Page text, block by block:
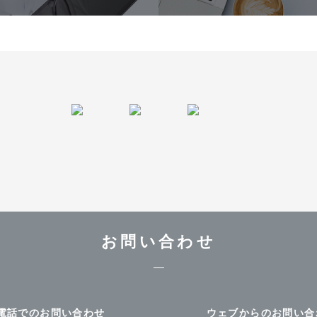
お問い合わせ
話でのお問い合わせ ウェブからのお問い